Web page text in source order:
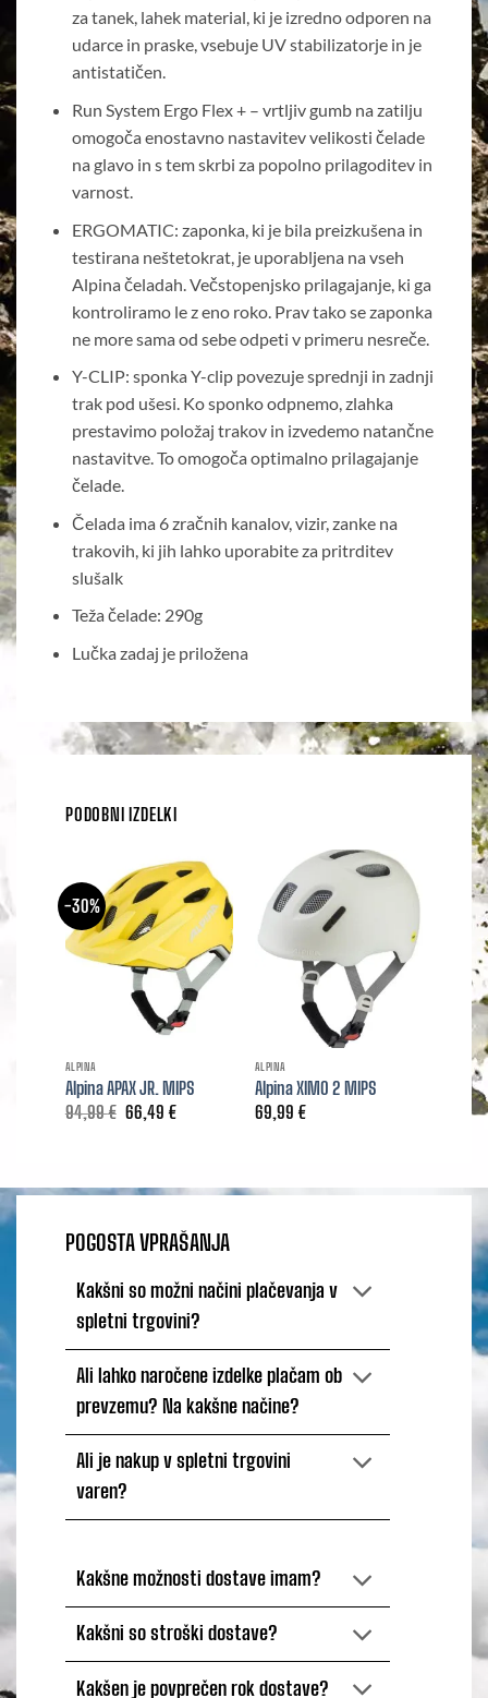
za tanek, lahek material, ki je izredno odporen na
udarce in praske, vsebuje UV stabilizatorje in je
antistatičen.
Run System Ergo Flex + – vrtljiv gumb na zatilju
omogoča enostavno nastavitev velikosti čelade
na glavo in s tem skrbi za popolno prilagoditev in
varnost.
ERGOMATIC: zaponka, ki je bila preizkušena in
testirana neštetokrat, je uporabljena na vseh
Alpina čeladah. Večstopenjsko prilagajanje, ki ga
kontroliramo le z eno roko. Prav tako se zaponka
ne more sama od sebe odpeti v primeru nesreče.
Y-CLIP: sponka Y-clip povezuje sprednji in zadnji
trak pod ušesi. Ko sponko odpnemo, zlahka
prestavimo položaj trakov in izvedemo natančne
nastavitve. To omogoča optimalno prilagajanje
čelade.
Čelada ima 6 zračnih kanalov, vizir, zanke na
trakovih, ki jih lahko uporabite za pritrditev
slušalk
Teža čelade: 290g
Lučka zadaj je priložena
PODOBNI IZDELKI
-30%
ALPINA
Alpina APAX JR. MIPS
94,99€ Izvirna
cena
66,49 €Trenutna
ALPINA
Alpina XIMO 2 MIPS
69,99 €
-50%
ALPINA
54,99
POGOSTA VPRAŠANJA
Kakšni so možni načini plačevanja v
spletni trgovini?
Ali lahko naročene izdelke plačam ob
prevzemu? Na kakšne načine?
Ali je nakup v spletni trgovini
varen?
Kakšne možnosti dostave imam?
Kakšni so stroški dostave?
Kakšen je povprečen rok dostave?